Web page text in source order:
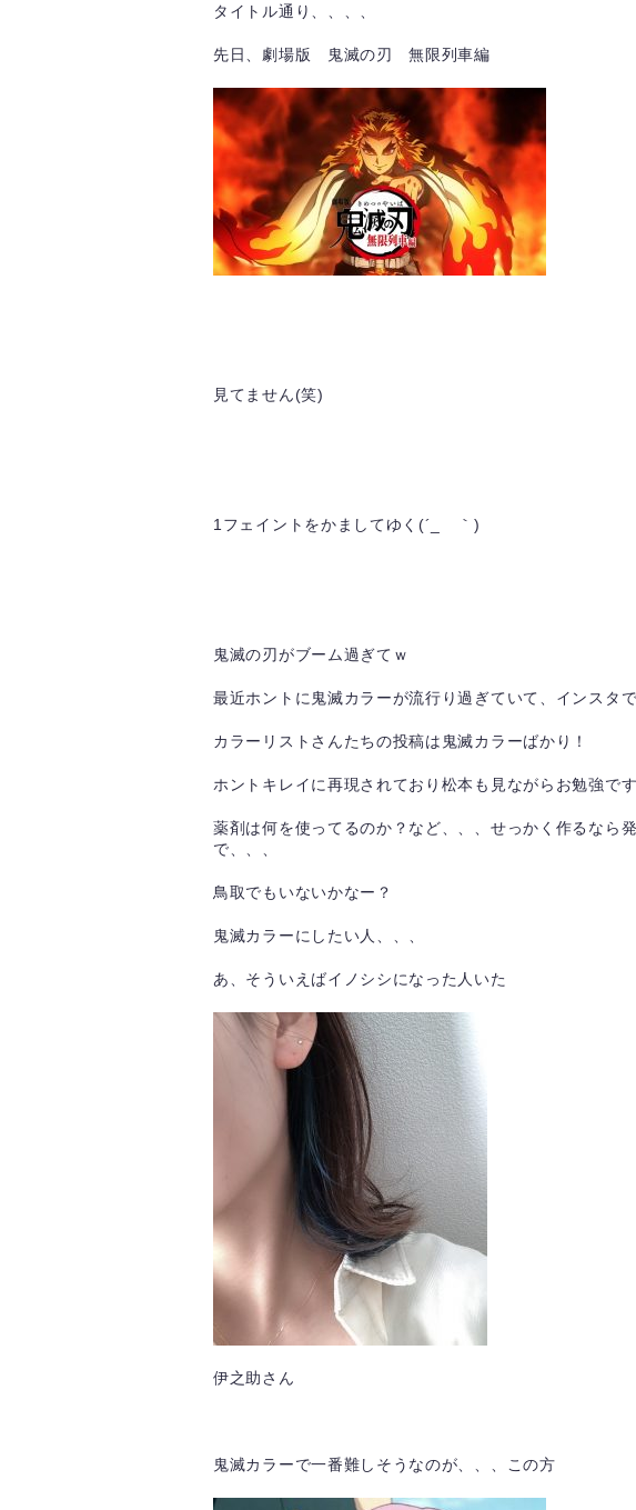
タイトル通り、、、、
先日、劇場版 鬼滅の刃 無限列車編
見てません(笑)
1フェイントをかましてゆく(´_ゝ｀)
鬼滅の刃がブーム過ぎてｗ
最近ホントに鬼滅カラーが流行り過ぎていて、インスタ
カラーリストさんたちの投稿は鬼滅カラーばかり！
ホントキレイに再現されており松本も見ながらお勉強です
薬剤は何を使ってるのか？など、、、せっかく作るなら
で、、、
鳥取でもいないかなー？
鬼滅カラーにしたい人、、、
あ、そういえばイノシシになった人いた
伊之助さん
鬼滅カラーで一番難しそうなのが、、、この方